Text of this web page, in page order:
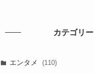
カテゴリー
エンタメ (110)